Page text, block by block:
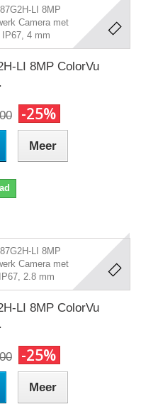
LI 8MP ColorVu
-25%
Meer
LI 8MP ColorVu
-25%
Meer